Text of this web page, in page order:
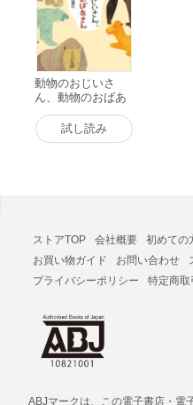
動物のおじいさ
ん、動物のおばあ
さん 電子書籍版
試し読み
ストアTOP 会社概要 初めての
お買い物ガイド
お問い合わせ
プライバシーポリシー
特定商取
ABJマークは、この電子書店・電